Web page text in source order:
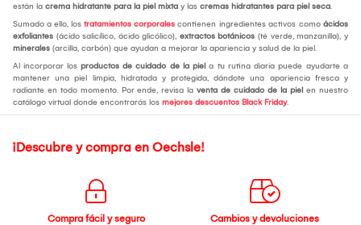
están la crema hidratante para la piel mixta y las cremas hidratantes para piel seca.
Sumado a ello, los tratamientos corporales contienen ingredientes activos como ácidos
exfoliantes (ácido salicílico, ácido glicólico), extractos botánicos (té verde, manzanilla), y
minerales (arcilla, carbón) que ayudan a mejorar la apariencia y salud de la piel.
Al incorporar los productos de cuidado de la piel a tu rutina diaria puede ayudarte a
mantener una piel limpia, hidratada y protegida, dándote una apariencia fresca y
radiante en todo momento. Por ende, revisa la venta de cuidado de la piel en nuestro
catálogo virtual donde encontrarás los mejores descuentos Black Friday.
¡Descubre y compra en Oechsle!
Compra fácil y seguro
Cambios y devoluciones